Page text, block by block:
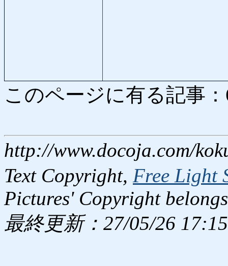
このページに有る記事
http://www.docoja.com/
Text Copyright, Free Light
Pictures' Copyright
最終更新：27/05/26 17:15